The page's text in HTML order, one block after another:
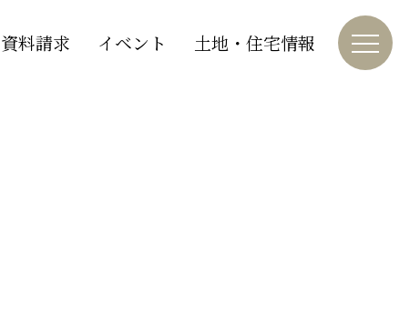
資料請求 イベント 土地・住宅情報